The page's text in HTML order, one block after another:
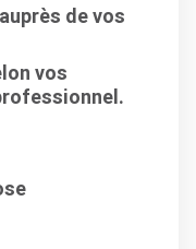
de vos
vos